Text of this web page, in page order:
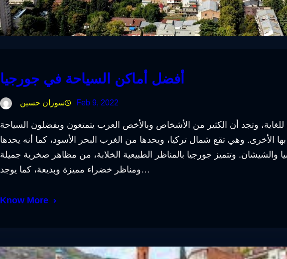
أفضل أماكن السياحة في جورجيا
سوزان حسين Feb 9, 2022
وتجد أن الكثير من الأشخاص وبالأخص العرب يتمتعون ويفضلون السياحة
الأخرى. وهي تقع شمال تركيا، ويحدها من الغرب البحر الأسود، كما أنه يحدها
وتتميز جورجيا بالمناظر الطبيعية الخلابة، من مظاهر صخرية جميلة
ومناظر خضراء مميزة وبديعة، كما يوجد…
Know More